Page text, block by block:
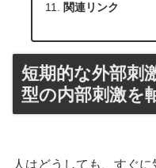
関連リンク
短期的な外部刺
型の内部刺激を
人はどうしても、すぐ